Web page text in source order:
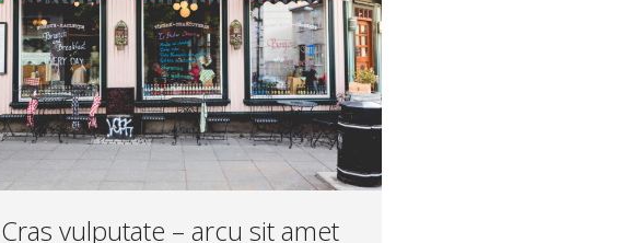
Cras vulputate – arcu sit amet